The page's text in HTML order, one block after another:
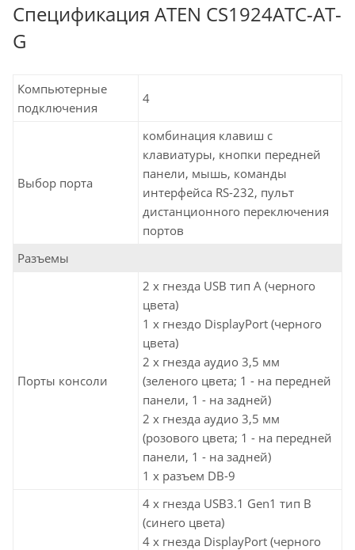
Спецификация ATEN CS1924ATC-AT-
G
Компьютерные
подключения
4
Выбор порта
комбинация клавиш с
клавиатуры, кнопки передней
панели, мышь, команды
интерфейса RS-232, пульт
дистанционного переключения
портов
Разъемы
Порты консоли
2 x гнезда USB тип А (черного
цвета)
1 x гнездо DisplayPort (черного
цвета)
2 x гнезда аудио 3,5 мм
(зеленого цвета; 1 - на передней
панели, 1 - на задней)
2 x гнезда аудио 3,5 мм
(розового цвета; 1 - на передней
панели, 1 - на задней)
1 x разъем DB-9
4 x гнезда USB3.1 Gen1 тип B
(синего цвета)
4 x гнезда DisplayPort (черного